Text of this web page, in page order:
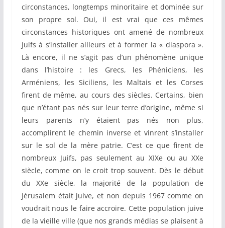
circonstances, longtemps minoritaire et dominée sur
son propre sol. Oui, il est vrai que ces mêmes
circonstances historiques ont amené de nombreux
Juifs à s’installer ailleurs et à former la « diaspora ».
Là encore, il ne s’agit pas d’un phénomène unique
dans l’histoire : les Grecs, les Phéniciens, les
Arméniens, les Siciliens, les Maltais et les Corses
firent de même, au cours des siècles. Certains, bien
que n’étant pas nés sur leur terre d’origine, même si
leurs parents n’y étaient pas nés non plus,
accomplirent le chemin inverse et vinrent s’installer
sur le sol de la mère patrie. C’est ce que firent de
nombreux Juifs, pas seulement au XIXe ou au XXe
siècle, comme on le croit trop souvent. Dès le début
du XXe siècle, la majorité de la population de
Jérusalem était juive, et non depuis 1967 comme on
voudrait nous le faire accroire. Cette population juive
de la vieille ville (que nos grands médias se plaisent à